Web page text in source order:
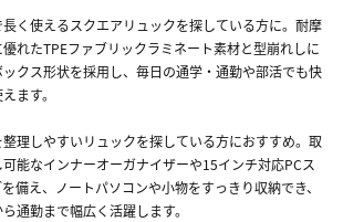
く使えるスクエアリュックを探している方に。耐摩
れたTPEファブリックラミネート素材と型崩れしに
ックス形状を採用し、毎日の通学・通勤や部活でも快
ます。
理しやすいリュックを探している方におすすめ。取
可能なインナーオーガナイザーや15インチ対応PCス
を備え、ノートパソコンや小物をすっきり収納でき、
通勤まで幅広く活躍します。